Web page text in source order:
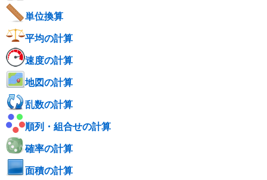
単位換算
平均の計算
速度の計算
地図の計算
乱数の計算
順列・組合せの計算
確率の計算
面積の計算